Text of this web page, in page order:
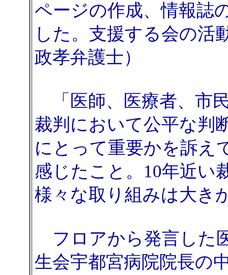
ページの作成、情報誌
した。支援する会の活
政孝弁護士）
「医師、医療者、市
裁判において公平な判
にとって重要かを訴え
感じたこと。10年近い
様々な取り組みは大き
フロアから発言した
生会宇都宮病院院長の